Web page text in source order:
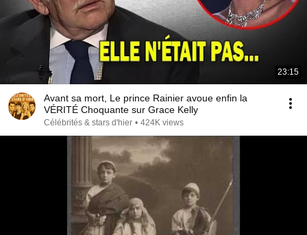
23:15
Avant sa mort, Le prince Rainier avoue enfin la
VÉRITÉ Choquante sur Grace Kelly
Célébrités & stars d'hier • 424K views